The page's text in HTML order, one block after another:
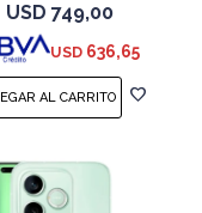
USD 749,00
USD 636,65